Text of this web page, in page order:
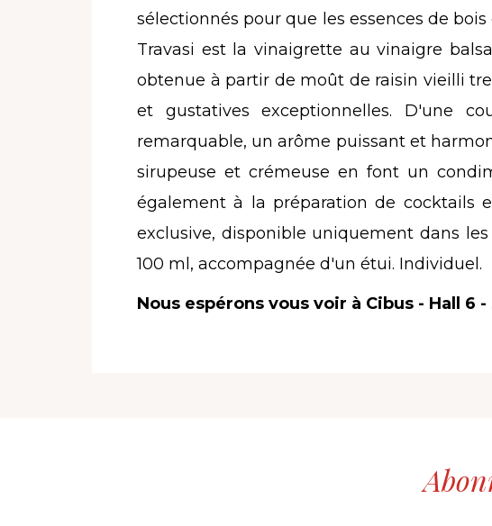
sélectionnés pour que les essences de
Travasi est la vinaigrette au vinaigre
obtenue à partir de moût de raisin vieilli
et gustatives exceptionnelles. D'une
remarquable, un arôme puissant et
sirupeuse et crémeuse en font un
également à la préparation de cocktails
exclusive, disponible uniquement dans
100 ml, accompagnée d'un étui. Individuel.
Nous espérons vous voir à Cibus - Hall 6